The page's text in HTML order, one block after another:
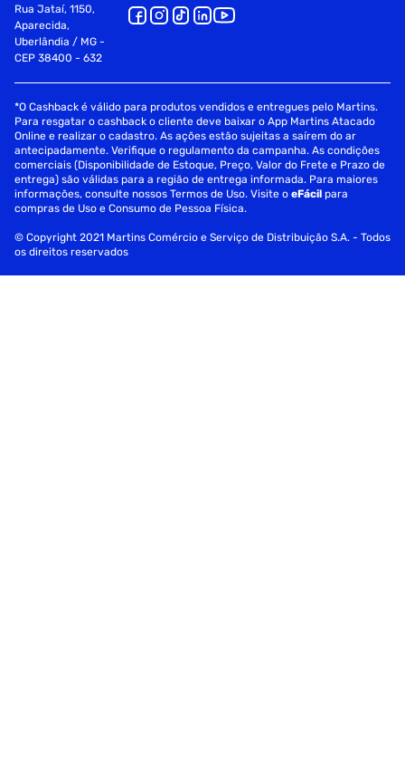
Rua Jataí, 1150,
Aparecida,
Uberlândia / MG -
CEP 38400 - 632
*O Cashback é válido para produtos vendidos e entregues pelo Martins.
Para resgatar o cashback o cliente deve baixar o App Martins Atacado
Online e realizar o cadastro. As ações estão sujeitas a saírem do ar
antecipadamente. Verifique o regulamento da campanha. As condições
comerciais (Disponibilidade de Estoque, Preço, Valor do Frete e Prazo de
entrega) são válidas para a região de entrega informada. Para maiores
informações, consulte nossos Termos de Uso. Visite oeFácil para
compras de Uso e Consumo de Pessoa Física.
© Copyright 2021 Martins Comércio e Serviço de Distribuição S.A. - Todos
os direitos reservados